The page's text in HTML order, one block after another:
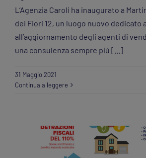
L’Agenzia Caroli ha inaugurato a
dei Fiori 12, un luogo nuovo dedicato
all’aggiornamento degli agenti di
una consulenza sempre più [...]
31 Maggio 2021
Continua a leggere
Tutto quel che c’è da